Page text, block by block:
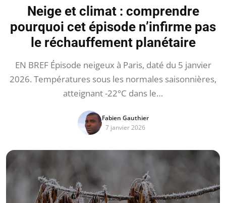
Neige et climat : comprendre
pourquoi cet épisode n’infirme pas
le réchauffement planétaire
EN BREF Épisode neigeux à Paris, daté du 5 janvier
2026. Températures sous les normales saisonnières,
atteignant -22°C dans le…
Fabien Gauthier
7 janvier 2026